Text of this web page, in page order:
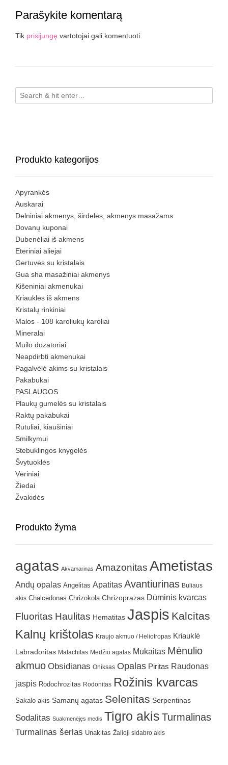
Parašykite komentarą
Tik prisijungę vartotojai gali komentuoti.
Produkto kategorijos
Apyrankės
Auskarai
Delniniai akmenys, širdelės, akmenys masažams
Dovanų kuponai
Dubenėliai iš akmens
Eteriniai aliejai
Gertuvės su kristalais
Gua sha masažiniai akmenys
Kišeniniai akmenukai
Kriauklės iš akmens
Kristalų rinkiniai
Malos - 108 karoliukų karoliai
Mineralai
Muilo dozatoriai
Neapdirbti akmenukai
Pagalvėlė akims su kristalais
Pakabukai
PASLAUGOS
Plaukų gumelės su kristalais
Raktų pakabukai
Rutuliai, kiaušiniai
Smilkymui
Stebuklingos knygelės
Švytuoklės
Vėriniai
Žiedai
Žvakidės
Produkto žyma
agatas Akvamarinas Amazonitas Ametistas
Andų opalas Angelitas Apatitas Avantiurinas Buliaus
akis Chalcedonas Chrizokola Chrizoprazas Dūminis kvarcas
Fluoritas Haulitas Hematitas Jaspis Kalcitas
Kalnų krištolas Kraujo akmuo / Heliotropas Kriauklė
Labradoritas Malachitas Medžio agatas Mukaitas Mėnulio
akmuo Obsidianas Oniksas Opalas Piritas Raudonas
jaspis Rodochrozitas Rodonitas Rožinis kvarcas
Sakalo akis Samanų agatas Selenitas Serpentinas
Sodalitas Suakmenėjęs medis Tigro akis Turmalinas
Turmalinas šerlas Unakitas Žalioji sidabro akis